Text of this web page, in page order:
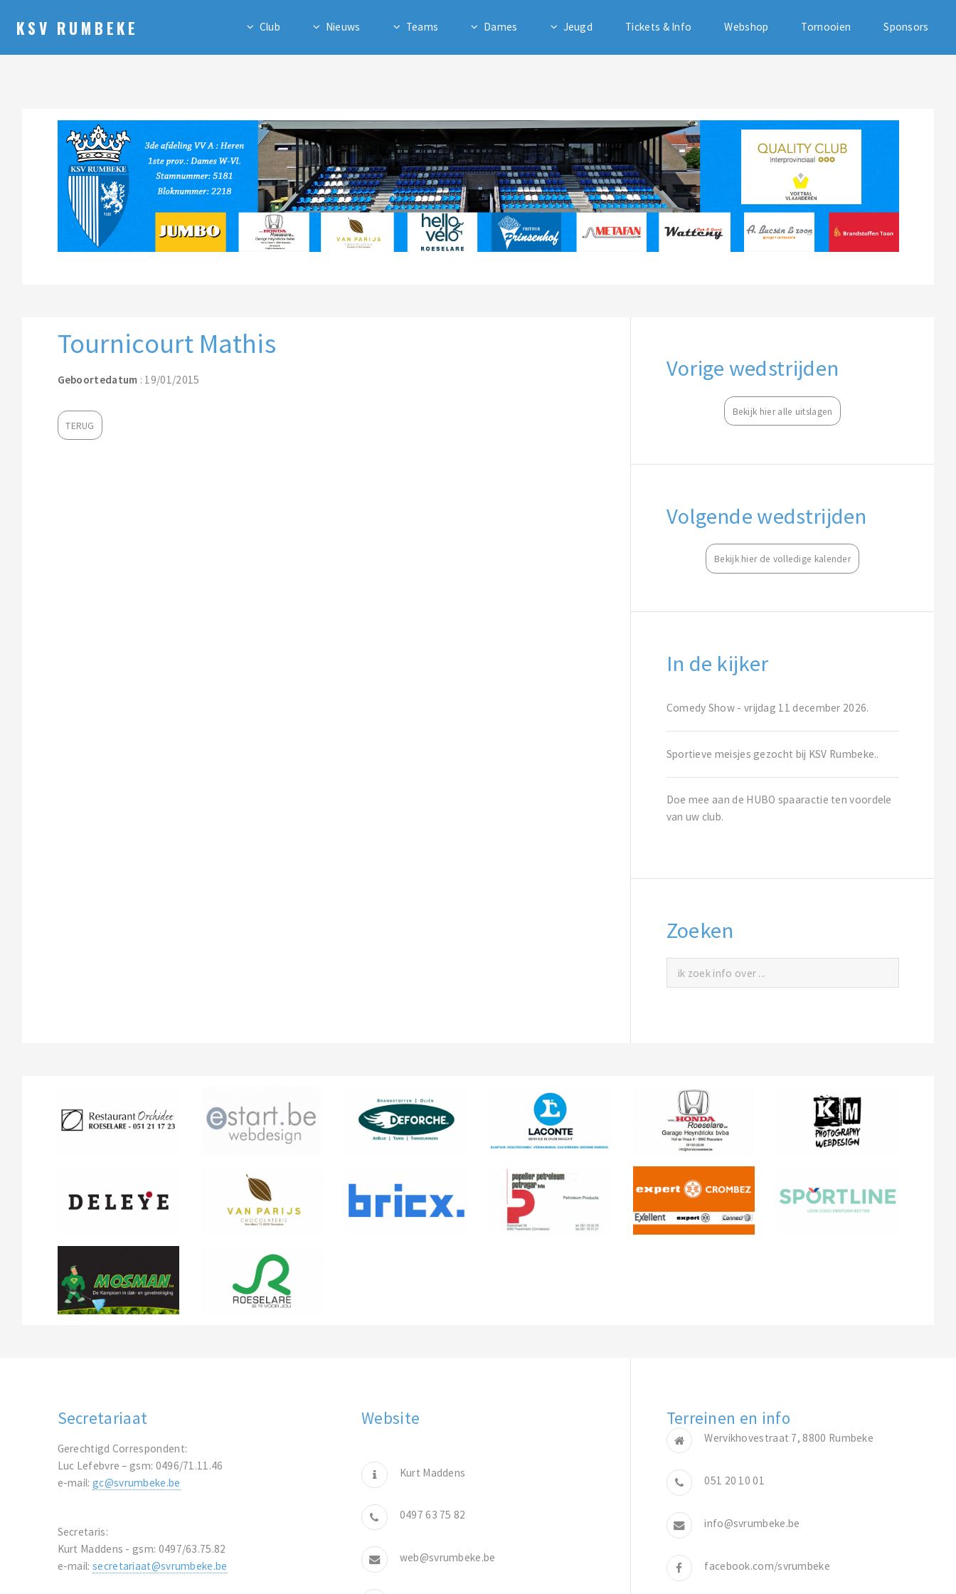
KSV RUMBEKE Club Nieuws Teams Dames Jeugd Tickets & Info Webshop Tornooien Sponsors
Tournicourt Mathis
Geboortedatum : 19/01/2015
TERUG
Vorige wedstrijden
Bekijk hier alle uitslagen
Volgende wedstrijden
Bekijk hier de volledige kalender
In de kijker
Comedy Show - vrijdag 11 december 2026.
Sportieve meisjes gezocht bij KSV Rumbeke..
Doe mee aan de HUBO spaaractie ten voordele
van uw club.
Zoeken
Secretariaat
Gerechtigd Correspondent:
Luc Lefebvre – gsm: 0496/71.11.46
e-mail: gc@svrumbeke.be
Secretaris:
Kurt Maddens - gsm: 0497/63.75.82
e-mail: secretariaat@svrumbeke.be
Website
Kurt Maddens
0497 63 75 82
web@svrumbeke.be
Terreinen en info
Wervikhovestraat 7, 8800 Rumbeke
051 20 10 01
info@svrumbeke.be
facebook.com/svrumbeke